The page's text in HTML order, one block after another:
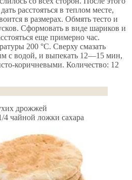
расстояться в теплом месте,
в размерах. Обмять тесто и
Сформовать в виде шариков и
еще примерно час.
200 °С. Сверху смазать
с водой, и выпекать 12—15 мин,
коричневыми. Количество: 12
дрожжей
4 чайной ложки сахара